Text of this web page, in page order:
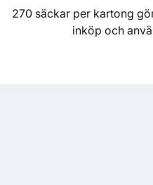
270 säckar per kartong
inköp och